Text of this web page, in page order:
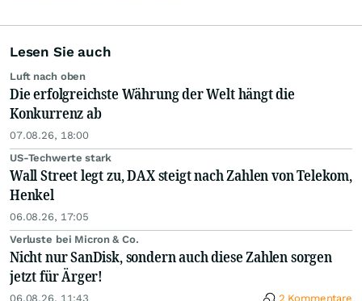
Lesen Sie auch
Luft nach oben
Die erfolgreichste Währung der Welt hängt die
Konkurrenz ab
07.08.26, 18:00
US-Techwerte stark
Wall Street legt zu, DAX steigt nach Zahlen von Telekom,
Henkel
06.08.26, 17:05
Verluste bei Micron & Co.
Nicht nur SanDisk, sondern auch diese Zahlen sorgen
jetzt für Ärger!
06.08.26, 11:43 2 Kommentare